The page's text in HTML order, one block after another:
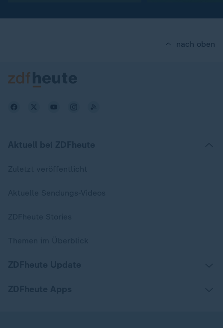
nach oben